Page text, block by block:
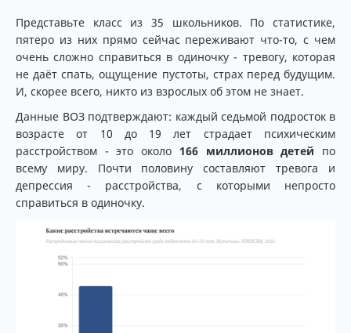
Представьте класс из 35 школьников. По статистике,
пятеро из них прямо сейчас переживают что-то, с чем
очень сложно справиться в одиночку - тревогу, которая
не даёт спать, ощущение пустоты, страх перед будущим.
И, скорее всего, никто из взрослых об этом не знает.
Данные ВОЗ подтверждают: каждый седьмой подросток в
возрасте от 10 до 19 лет страдает психическим
расстройством - это около 166 миллионов детей по
всему миру. Почти половину составляют тревога и
депрессия - расстройства, с которыми непросто
справиться в одиночку.